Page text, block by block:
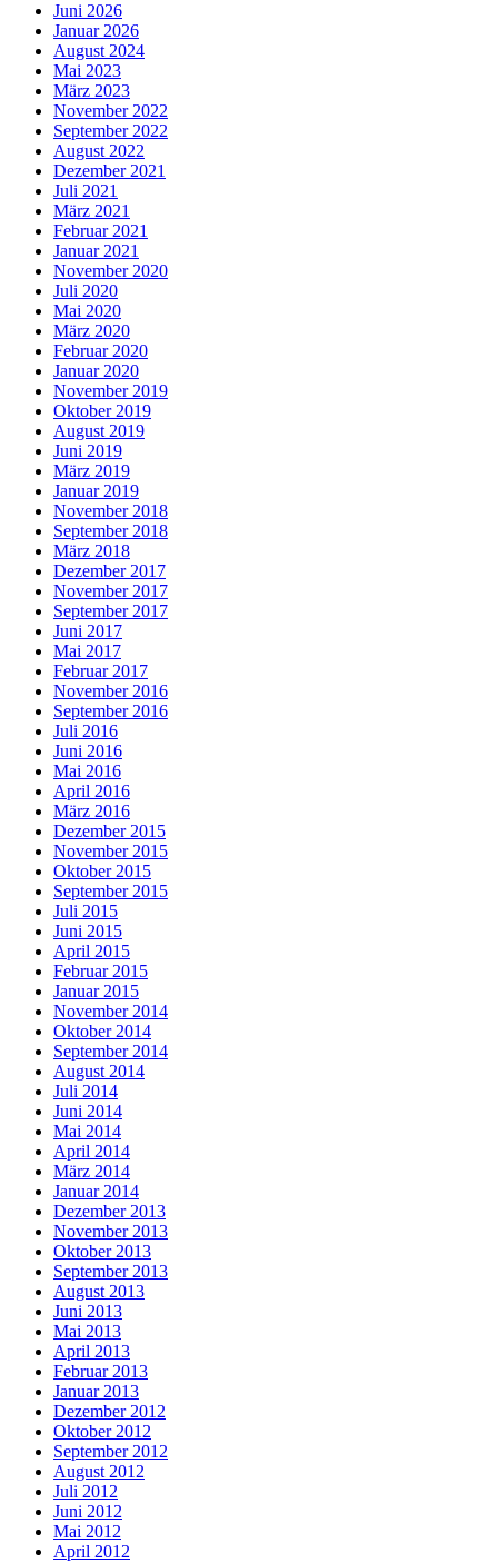
Juni 2026
Januar 2026
August 2024
Mai 2023
März 2023
November 2022
September 2022
August 2022
Dezember 2021
Juli 2021
März 2021
Februar 2021
Januar 2021
November 2020
Juli 2020
Mai 2020
März 2020
Februar 2020
Januar 2020
November 2019
Oktober 2019
August 2019
Juni 2019
März 2019
Januar 2019
November 2018
September 2018
März 2018
Dezember 2017
November 2017
September 2017
Juni 2017
Mai 2017
Februar 2017
November 2016
September 2016
Juli 2016
Juni 2016
Mai 2016
April 2016
März 2016
Dezember 2015
November 2015
Oktober 2015
September 2015
Juli 2015
Juni 2015
April 2015
Februar 2015
Januar 2015
November 2014
Oktober 2014
September 2014
August 2014
Juli 2014
Juni 2014
Mai 2014
April 2014
März 2014
Januar 2014
Dezember 2013
November 2013
Oktober 2013
September 2013
August 2013
Juni 2013
Mai 2013
April 2013
Februar 2013
Januar 2013
Dezember 2012
Oktober 2012
September 2012
August 2012
Juli 2012
Juni 2012
Mai 2012
April 2012